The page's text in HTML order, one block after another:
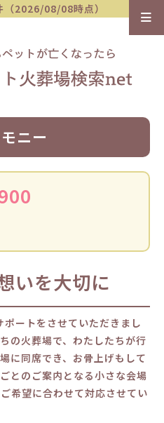
2026/08/08時点）
ニー
いを大切に
ートをさせていただきまし
の火葬場で、わたしたちが行
に同席でき、お骨上げもして
とのご案内となる小さな会場
希望に合わせて対応させてい